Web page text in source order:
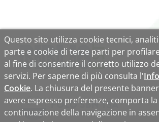
Questo sito utilizza cookie tecnici,
parte e cookie di terze parti per
al fine di consentire il corretto utilizzo
servizi. Per saperne di più consulta l'
Cookie. La chiusura del presente
avere espresso preferenze, comporta la
continuazione della navigazione in